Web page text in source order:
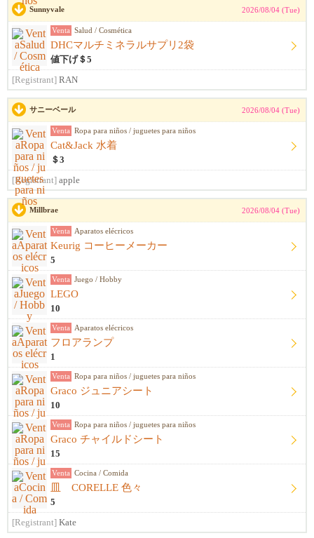
Sunnyvale 2026/08/04 (Tue)
Venta Salud / Cosmética
DHCマルチミネラルサプリ2袋
値下げ＄5
[Registrant] RAN
サニーベール 2026/08/04 (Tue)
Venta Ropa para niños / juguetes para niños
Cat&Jack 水着
＄3
[Registrant] apple
Millbrae 2026/08/04 (Tue)
Venta Aparatos elécricos
Keurig コーヒーメーカー
5
Venta Juego / Hobby
LEGO
10
Venta Aparatos elécricos
フロアランプ
1
Venta Ropa para niños / juguetes para niños
Graco ジュニアシート
10
Venta Ropa para niños / juguetes para niños
Graco チャイルドシート
15
Venta Cocina / Comida
皿 CORELLE 色々
5
[Registrant] Kate